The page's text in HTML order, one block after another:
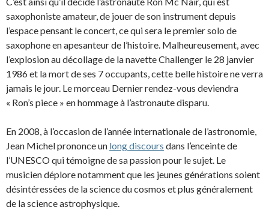
saxophoniste amateur, de jouer de son instrument depuis
l’espace pensant le concert, ce qui sera le premier solo de
saxophone en apesanteur de l’histoire. Malheureusement, avec
l’explosion au décollage de la navette Challenger le 28 janvier
1986 et la mort de ses 7 occupants, cette belle histoire ne verra
jamais le jour. Le morceau Dernier rendez-vous deviendra
« Ron’s piece » en hommage à l’astronaute disparu.
En 2008, à l’occasion de l’année internationale de l’astronomie,
Jean Michel prononce un long discours dans l’enceinte de
l’UNESCO qui témoigne de sa passion pour le sujet. Le
musicien déplore notamment que les jeunes générations soient
désintéressées de la science du cosmos et plus généralement
de la science astrophysique.